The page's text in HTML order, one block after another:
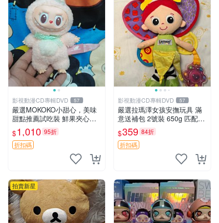
影視動漫CD專輯DVD 57
嚴選MOKOKO小甜心，美味
甜點推薦試吃裝 鮮果夾心糖
果，甜蜜滋味享不停 薄荷草
莓 奶油心 60粒 mini小甜心糖
果，水果味夾心零食裝 心形
$1,010 95折
折扣碼
影視動漫CD專輯DVD 57
嚴選拉瑪澤女孩安撫玩具 滿
意送補包 2號裝 650g 匹配嬰
幼童舒壓好伴侶 女孩專用 安
心選擇 安撫玩偶 衝包 玩具
$359 84折
折扣碼
拍賣新星